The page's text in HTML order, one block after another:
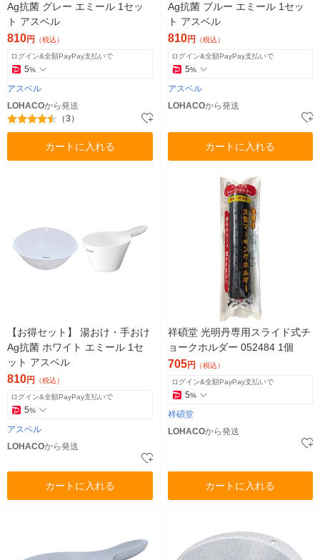
Ag抗菌 グレー エミール 1セッ
ト アスベル
810円 （税込）
ログイン&全額PayPay支払いで
5%
アスベル
LOHACOから発送
（3）
カートに入れる
Ag抗菌 ブルー エミール 1セッ
ト アスベル
810円 （税込）
ログイン&全額PayPay支払いで
5%
アスベル
LOHACOから発送
カートに入れる
【お得セット】 湯おけ・手おけ
Ag抗菌 ホワイト エミール 1セ
ット アスベル
810円 （税込）
ログイン&全額PayPay支払いで
5%
アスベル
LOHACOから発送
カートに入れる
祥碩堂 光明丹専用スライド式チ
ョークホルダー 052484 1個
705円 （税込）
ログイン&全額PayPay支払いで
5%
祥碩堂
LOHACOから発送
カートに入れる